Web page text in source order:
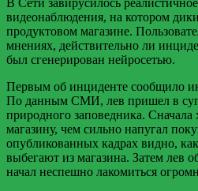
В Сети завирусилось
видеонаблюдения, на котором
продуктовом магазине.
мнениях, действительно ли
был сгенерирован нейросетью.
Первым об инциденте сообщило
По данным СМИ, лев пришел в
природного заповедника.
магазину, чем сильно напугал
опубликованных кадрах видно,
выбегают из магазина. Затем лев
начал неспешно лакомиться